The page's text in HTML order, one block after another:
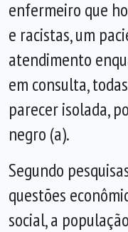
enfermeiro que
e racistas, um
atendimento
em consulta,
parecer isolada,
negro (a).
Segundo
questões
social, a